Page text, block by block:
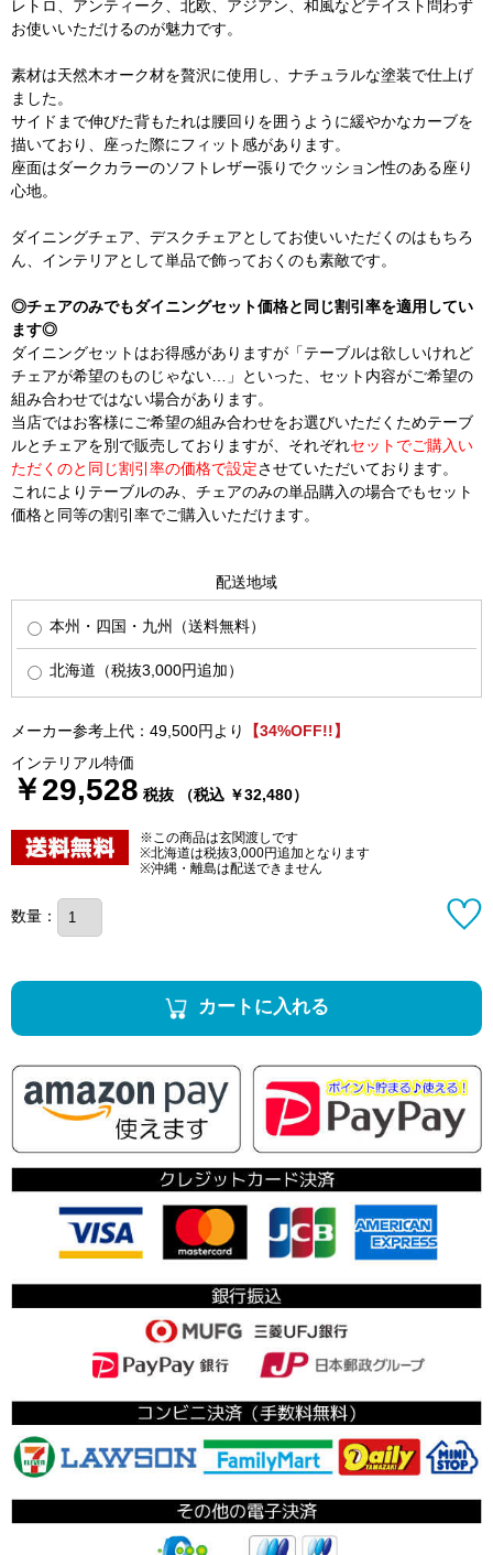
レトロ、アンティーク、北欧、アジアン、和風などテイスト問わず
お使いいただけるのが魅力です。
素材は天然木オーク材を贅沢に使用し、ナチュラルな塗装で仕上げ
ました。
サイドまで伸びた背もたれは腰回りを囲うように緩やかなカーブを
描いており、座った際にフィット感があります。
座面はダークカラーのソフトレザー張りでクッション性のある座り
心地。
ダイニングチェア、デスクチェアとしてお使いいただくのはもちろ
ん、インテリアとして単品で飾っておくのも素敵です。
◎チェアのみでもダイニングセット価格と同じ割引率を適用してい
ます◎
ダイニングセットはお得感がありますが「テーブルは欲しいけれど
チェアが希望のものじゃない…」といった、セット内容がご希望の
組み合わせではない場合があります。
当店ではお客様にご希望の組み合わせをお選びいただくためテーブ
ルとチェアを別で販売しておりますが、それぞれセットでご購入い
ただくのと同じ割引率の価格で設定させていただいております。
これによりテーブルのみ、チェアのみの単品購入の場合でもセット
価格と同等の割引率でご購入いただけます。
配送地域
本州・四国・九州（送料無料）
北海道（税抜3,000円追加）
メーカー参考上代：49,500円より
【34%OFF!!】
インテリアル特価
￥29,528 税抜 （税込 ￥32,480）
※この商品は玄関渡しです
※北海道は税抜3,000円追加となります
※沖縄・離島は配送できません
数量：
カートに入れる